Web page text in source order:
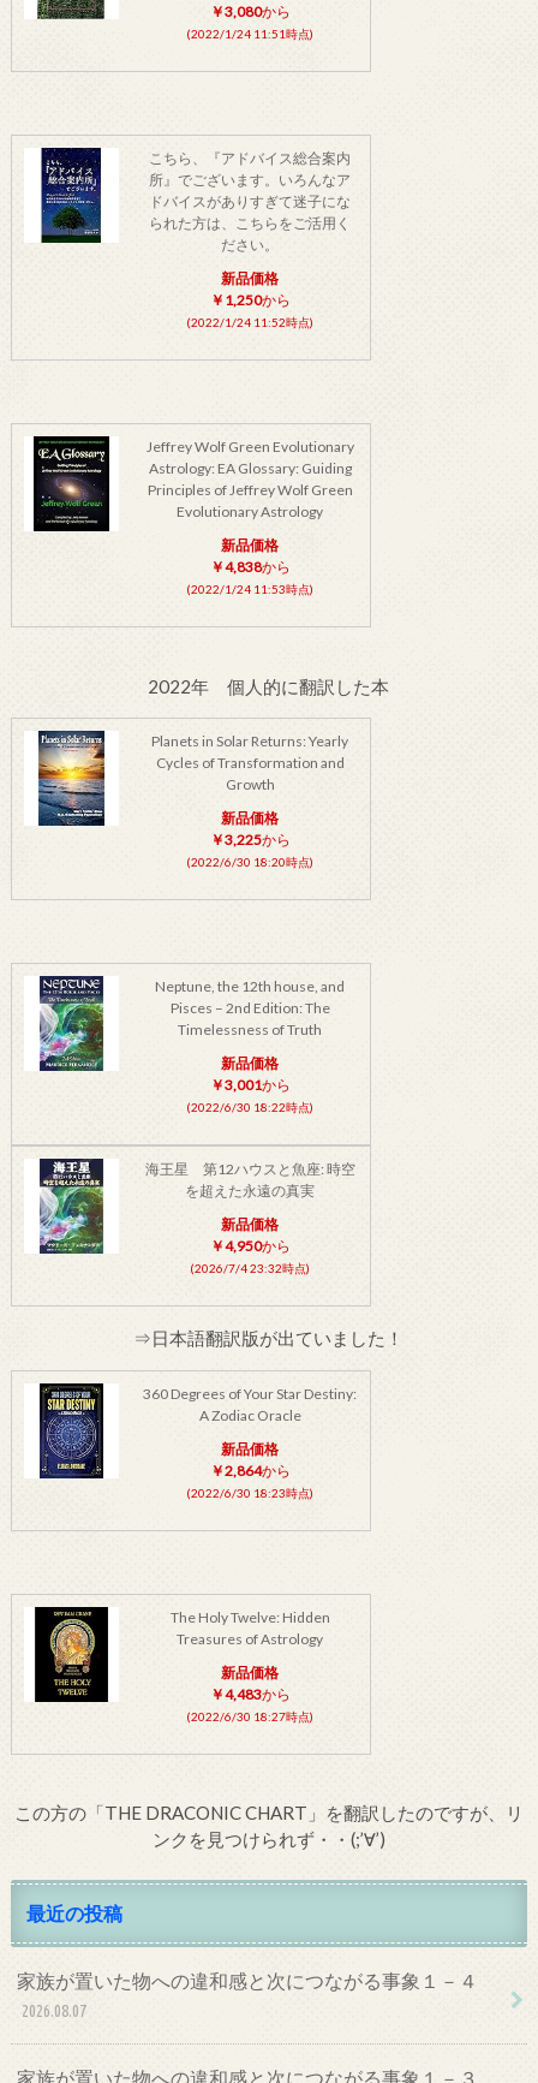
￥3,080から
(2022/1/24 11:51時点)
こちら、『アドバイス総合案内
所』でございます。いろんなア
ドバイスがありすぎて迷子にな
られた方は、こちらをご活用く
ださい。
新品価格
￥1,250から
(2022/1/24 11:52時点)
Jeffrey Wolf Green Evolutionary
Astrology: EA Glossary: Guiding
Principles of Jeffrey Wolf Green
Evolutionary Astrology
新品価格
￥4,838から
(2022/1/24 11:53時点)
2022年 個人的に翻訳した本
Planets in Solar Returns: Yearly
Cycles of Transformation and
Growth
新品価格
￥3,225から
(2022/6/30 18:20時点)
Neptune, the 12th house, and
Pisces – 2nd Edition: The
Timelessness of Truth
新品価格
￥3,001から
(2022/6/30 18:22時点)
海王星 第12ハウスと魚座: 時空
を超えた永遠の真実
新品価格
￥4,950から
(2026/7/4 23:32時点)
⇒日本語翻訳版が出ていました！
360 Degrees of Your Star Destiny:
A Zodiac Oracle
新品価格
￥2,864から
(2022/6/30 18:23時点)
The Holy Twelve: Hidden
Treasures of Astrology
新品価格
￥4,483から
(2022/6/30 18:27時点)
この方の「THE DRACONIC CHART」を翻訳したのですが、リ
ンクを見つけられず・・(;’∀’)
最近の投稿
家族が置いた物への違和感と次につながる事象１－４
2026.08.07
家族が置いた物への違和感と次につながる事象１－３